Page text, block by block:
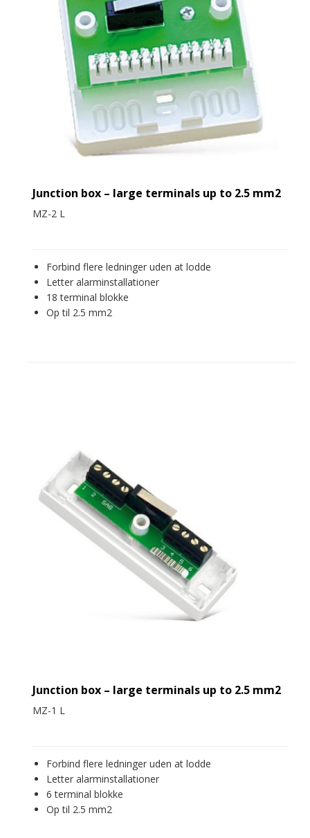
Junction box – large terminals up to 2.5 mm2
MZ-2 L
Forbind flere ledninger uden at lodde
Letter alarminstallationer
18 terminal blokke
Op til 2.5 mm2
Junction box – large terminals up to 2.5 mm2
MZ-1 L
Forbind flere ledninger uden at lodde
Letter alarminstallationer
6 terminal blokke
Op til 2.5 mm2